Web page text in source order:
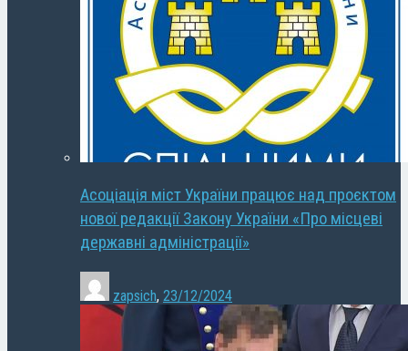
Асоціація міст України працює над проєктом
нової редакції Закону України «Про місцеві
державні адміністрації»
zapsich, 23/12/2024